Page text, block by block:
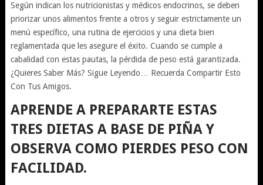
Según indican los nutricionistas y médicos endocrinos, se deben
priorizar unos alimentos frente a otros y seguir estrictamente un
menú específico, una rutina de ejercicios y una dieta bien
reglamentada que les asegure el éxito. Cuando se cumple a
cabalidad con estas pautas, la pérdida de peso está garantizada.
¿Quieres Saber Más? Sigue Leyendo… Recuerda Compartir Esto
Con Tus Amigos.
APRENDE A PREPARARTE ESTAS
TRES DIETAS A BASE DE PIÑA Y
OBSERVA COMO PIERDES PESO CON
FACILIDAD.